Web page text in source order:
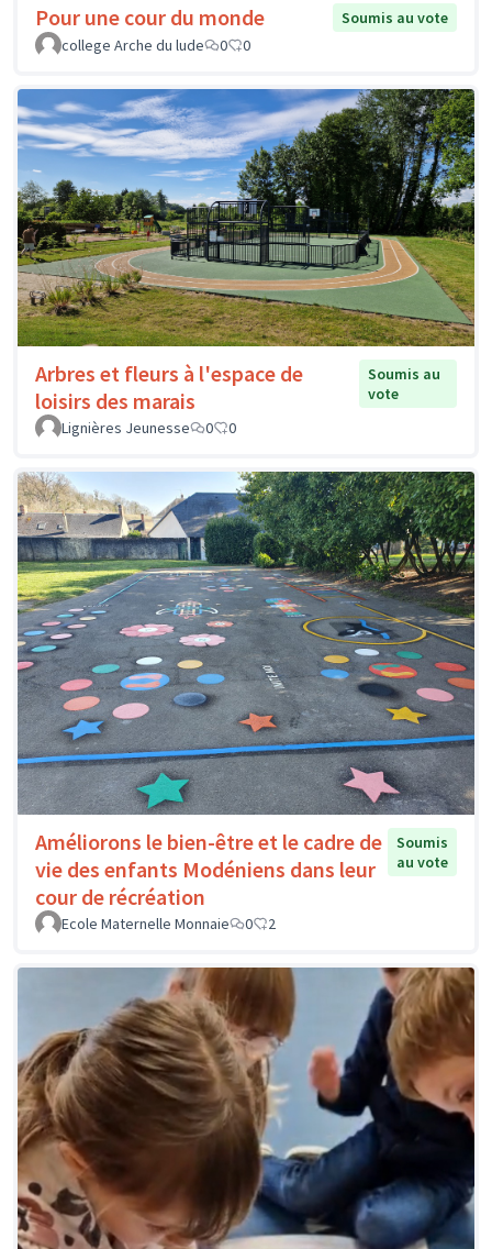
Pour une cour du monde
Soumis au vote
college Arche du lude
0 0
Arbres et fleurs à l'espace de
loisirs des marais
Soumis au
vote
Lignières Jeunesse
0 0
Améliorons le bien-être et le cadre de
vie des enfants Modéniens dans leur
cour de récréation
Soumis
au vote
Ecole Maternelle Monnaie 0 2